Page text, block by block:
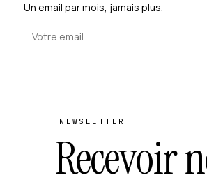
Un email par mois, jamais plus.
NEWSLETTER
Recevoir